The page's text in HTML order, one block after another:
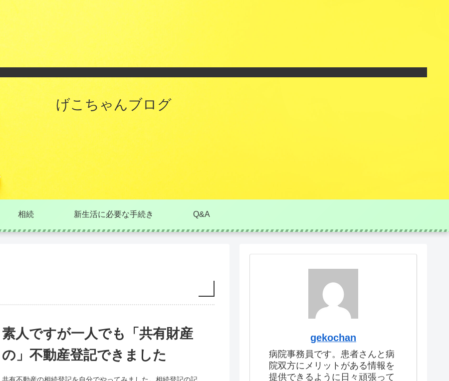
げこちゃんブログ
相続 新生活に必要な手続き Q&A
素人ですが一人でも「共有財産
の」不動産登記できました
gekochan
病院事務員です。患者さんと病
院双方にメリットがある情報を
提供できるように日々頑張って